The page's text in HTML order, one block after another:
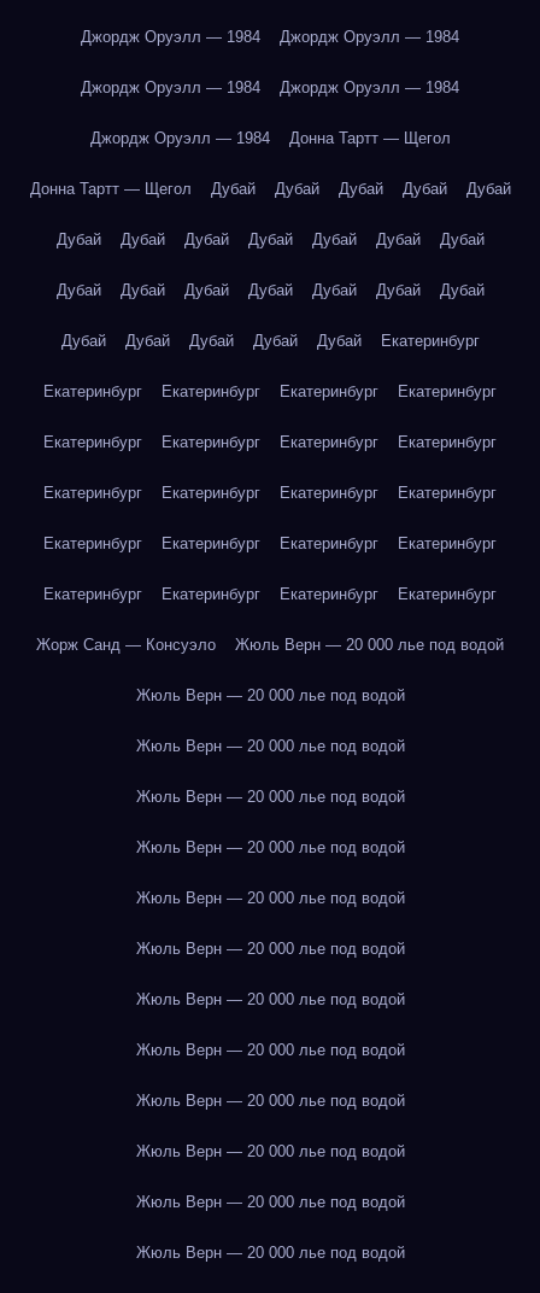
Джордж Оруэлл — 1984 Джордж Оруэлл — 1984
Джордж Оруэлл — 1984 Джордж Оруэлл — 1984
Джордж Оруэлл — 1984 Донна Тартт — Щегол
Донна Тартт — Щегол Дубай Дубай Дубай Дубай Дубай
Дубай Дубай Дубай Дубай Дубай Дубай Дубай
Дубай Дубай Дубай Дубай Дубай Дубай Дубай
Дубай Дубай Дубай Дубай Дубай Екатеринбург
Екатеринбург Екатеринбург Екатеринбург Екатеринбург
Екатеринбург Екатеринбург Екатеринбург Екатеринбург
Екатеринбург Екатеринбург Екатеринбург Екатеринбург
Екатеринбург Екатеринбург Екатеринбург Екатеринбург
Екатеринбург Екатеринбург Екатеринбург Екатеринбург
Жорж Санд — Консуэло Жюль Верн — 20 000 лье под водой
Жюль Верн — 20 000 лье под водой
Жюль Верн — 20 000 лье под водой
Жюль Верн — 20 000 лье под водой
Жюль Верн — 20 000 лье под водой
Жюль Верн — 20 000 лье под водой
Жюль Верн — 20 000 лье под водой
Жюль Верн — 20 000 лье под водой
Жюль Верн — 20 000 лье под водой
Жюль Верн — 20 000 лье под водой
Жюль Верн — 20 000 лье под водой
Жюль Верн — 20 000 лье под водой
Жюль Верн — 20 000 лье под водой